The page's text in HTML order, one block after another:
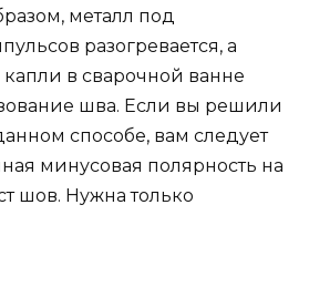
металл под
разогревается, а
в сварочной ванне
шва. Если вы решили
способе, вам следует
минусовая полярность на
шов. Нужна только